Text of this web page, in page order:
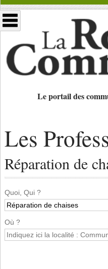
Le portail des
Les
Réparation de
Quoi, Qui ?
Où ?